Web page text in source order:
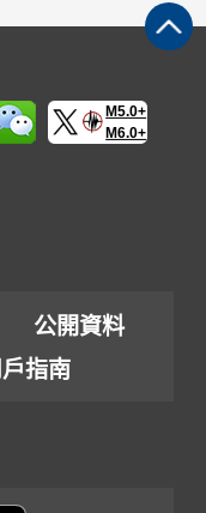
M5.0+
M6.0+
公開資料
指南